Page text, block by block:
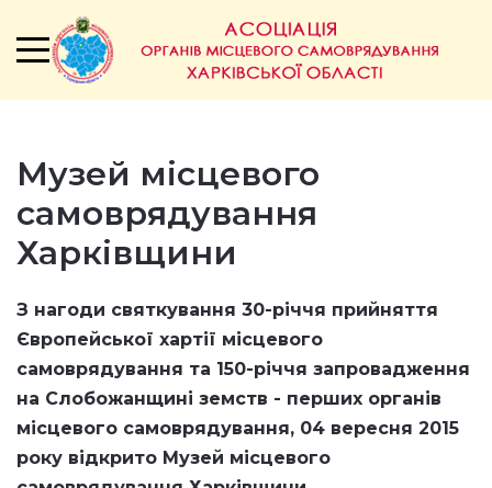
Музей місцевого
самоврядування
Харківщини
З нагоди святкування 30-річчя прийняття
Європейської хартії місцевого
самоврядування та 150-річчя запровадження
на Слобожанщині земств - перших органів
місцевого самоврядування, 04 вересня 2015
року відкрито Музей місцевого